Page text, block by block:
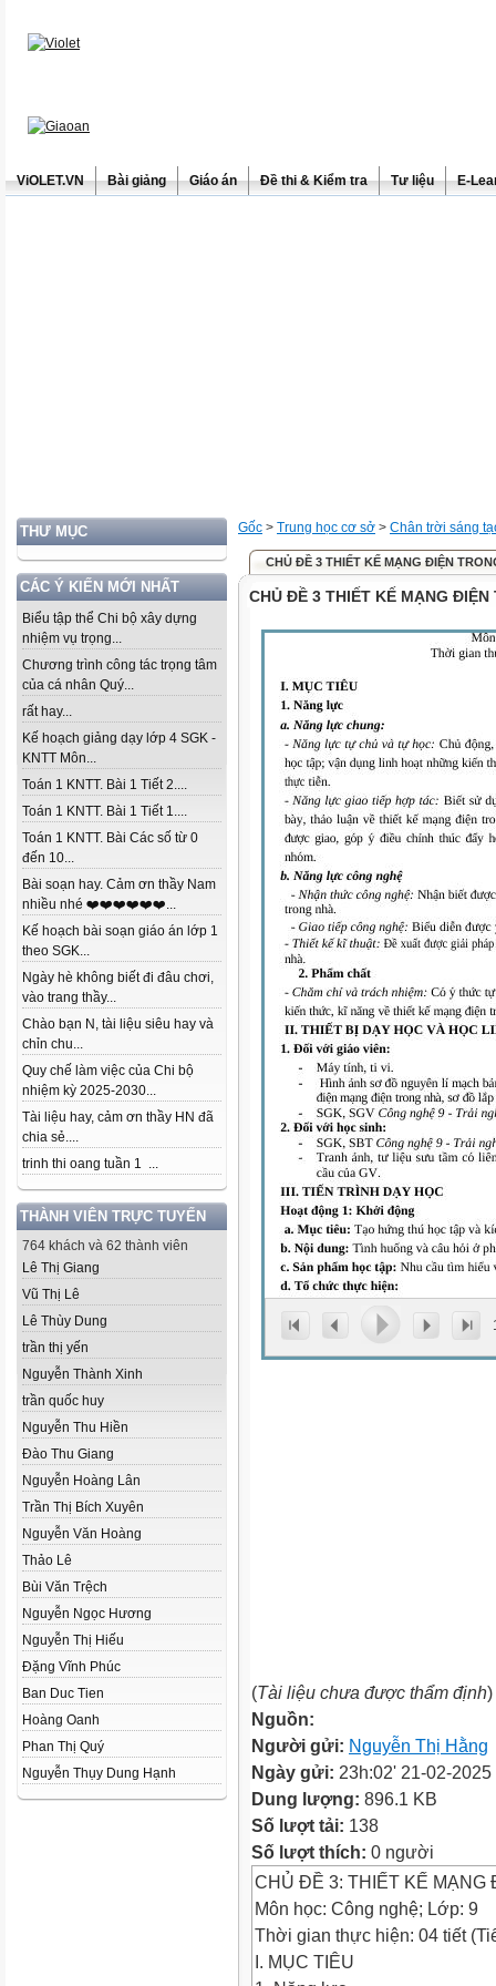
ViOLET.VN Bài giảng Giáo án Đề thi & Kiểm tra Tư liệu E-
THƯ MỤC
CÁC Ý KIẾN MỚI NHẤT
Biểu tập thể Chi bộ xây dựng
nhiệm vụ trọng...
Chương trình công tác trọng tâm
của cá nhân Quý...
rất hay...
Kế hoạch giảng dạy lớp 4 SGK -
KNTT Môn...
Toán 1 KNTT. Bài 1 Tiết 2....
Toán 1 KNTT. Bài 1 Tiết 1....
Toán 1 KNTT. Bài Các số từ 0
đến 10...
Bài soạn hay. Cảm ơn thầy Nam
nhiều nhé ❤️❤️❤️❤️❤️❤️...
Kế hoạch bài soạn giáo án lớp 1
theo SGK...
Ngày hè không biết đi đâu chơi,
vào trang thầy...
Chào bạn N, tài liệu siêu hay và
chỉn chu...
Quy chế làm việc của Chi bộ
nhiệm kỳ 2025-2030...
Tài liệu hay, cảm ơn thầy HN đã
chia sẻ....
trinh thi oang tuần 1 ...
THÀNH VIÊN TRỰC TUYẾN
764 khách và 62 thành viên
Lê Thị Giang
Vũ Thị Lê
Lê Thùy Dung
trần thị yến
Nguyễn Thành Xinh
trần quốc huy
Nguyễn Thu Hiền
Đào Thu Giang
Nguyễn Hoàng Lân
Trần Thị Bích Xuyên
Nguyễn Văn Hoàng
Thảo Lê
Bùi Văn Trệch
Nguyễn Ngọc Hương
Nguyễn Thị Hiếu
Đặng Vĩnh Phúc
Ban Duc Tien
Hoàng Oanh
Phan Thị Quý
Nguyễn Thụy Dung Hạnh
Gốc > Trung học cơ sở > Chân trời sáng
CHỦ ĐỀ 3 THIẾT KẾ MẠNG ĐIỆN
CHỦ ĐỀ 3 THIẾT KẾ MẠNG ĐIỆN
(Tài liệu chưa được thẩm định)
Nguồn:
Người gửi: Nguyễn Thị Hằng
Ngày gửi: 23h:02' 21-02-2025
Dung lượng: 896.1 KB
Số lượt tải: 138
Số lượt thích: 0 người
CHỦ ĐỀ 3: THIẾT KẾ MẠNG
Môn học: Công nghệ; Lớp: 9
Thời gian thực hiện: 04 tiết
I. MỤC TIÊU